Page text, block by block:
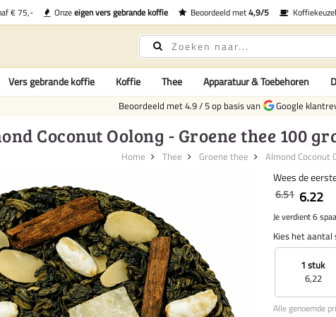
€ 75,- Onzeeigen vers gebrande koffie Beoordeeld met4,9/5
Vers gebrande koffie Koffie Thee Apparatuur & Toebehoren
Beoordeeld met4.9/5op basis van Google
Coconut Oolong - Groene thee 100
Home Thee Groene thee Almond Coconut
Wees de
6.51 6.22
Je verdient 6
Kies het aantal
1 stuk
6,22
Alle genoemde